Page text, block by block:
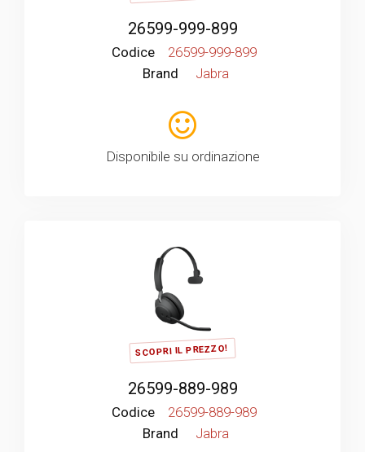
26599-999-899
Codice
26599-999-899
Brand
Jabra
Disponibile su ordinazione
SCOPRI IL PREZZO!
26599-889-989
Codice
26599-889-989
Brand
Jabra